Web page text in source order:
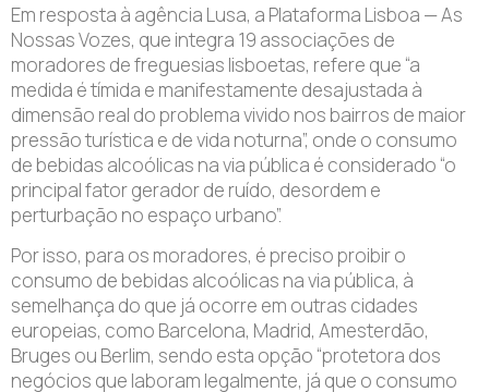
Em resposta à agência Lusa, a Plataforma Lisboa — As
Nossas Vozes, que integra 19 associações de
moradores de freguesias lisboetas, refere que “a
medida é tímida e manifestamente desajustada à
dimensão real do problema vivido nos bairros de maior
pressão turística e de vida noturna”, onde o consumo
de bebidas alcoólicas na via pública é considerado “o
principal fator gerador de ruído, desordem e
perturbação no espaço urbano”.
Por isso, para os moradores, é preciso proibir o
consumo de bebidas alcoólicas na via pública, à
semelhança do que já ocorre em outras cidades
europeias, como Barcelona, Madrid, Amesterdão,
Bruges ou Berlim, sendo esta opção “protetora dos
negócios que laboram legalmente, já que o consumo